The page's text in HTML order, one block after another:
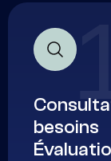
1
besoins